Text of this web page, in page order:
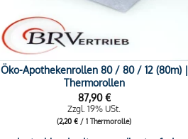
Öko-Apothekenrollen 80 / 80 / 12 (80m) |
Thermorollen
87,90€
Zzgl. 19% USt.
(2,20€ / 1 Thermorolle)